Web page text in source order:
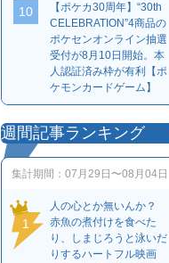
10
【ポケカ30周年】“30th
CELEBRATION”4商品の
ポケセンオンライン抽選
受付が8月10日開始。本
人認証済み枠が有利【ポ
ケモンカードゲーム】
週間記事ランキング
集計期間： 07月29日〜08月04日
1
人の心とか無いんか？
赤魚の煮付けを食べた
り、しまじろうと泳いだ
りするハートフル映画